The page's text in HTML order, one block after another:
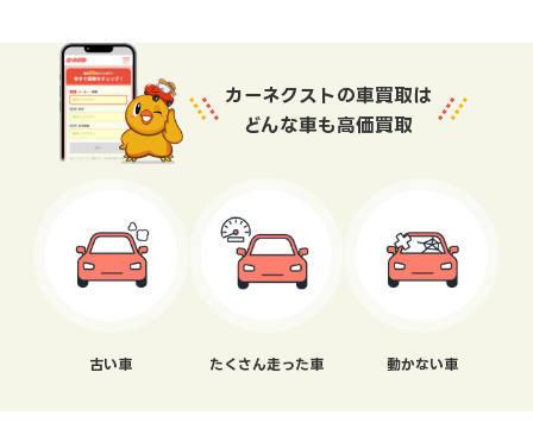
カーネクストの車買取は
どんな車も高価買取
古い車 たくさん走った車 動かない車